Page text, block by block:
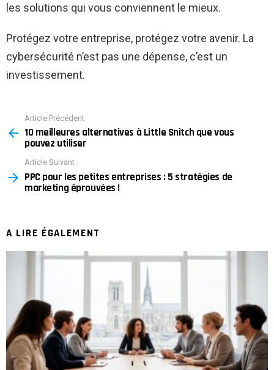
les solutions qui vous conviennent le mieux.
Protégez votre entreprise, protégez votre avenir. La
cybersécurité n’est pas une dépense, c’est un
investissement.
more
Article Précédent
10 meilleures alternatives à Little Snitch que vous
pouvez utiliser
Article Suivant
PPC pour les petites entreprises : 5 stratégies de
marketing éprouvées !
A LIRE ÉGALEMENT